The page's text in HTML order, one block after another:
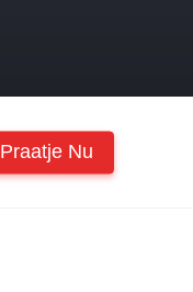
Praatje Nu